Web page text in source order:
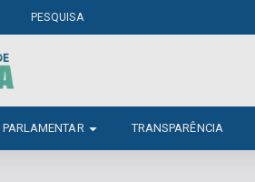
PESQUISA
TRANSPARÊNCIA